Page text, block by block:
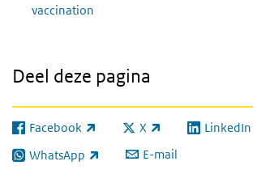
vaccination
Deel deze pagina
Facebook
(externe link) X
(externe link) LinkedIn
(externe
WhatsApp
(externe link) E-mail